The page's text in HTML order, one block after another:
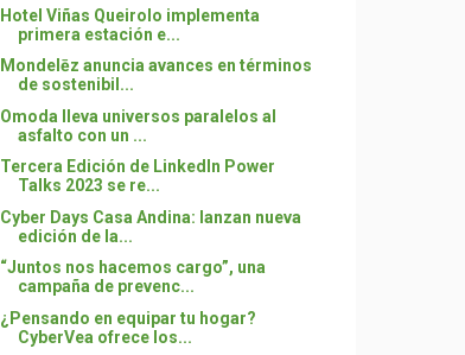
Hotel Viñas Queirolo implementa
primera estación e...
Mondelēz anuncia avances en términos
de sostenibil...
Omoda lleva universos paralelos al
asfalto con un ...
Tercera Edición de LinkedIn Power
Talks 2023 se re...
Cyber Days Casa Andina: lanzan nueva
edición de la...
“Juntos nos hacemos cargo”, una
campaña de prevenc...
¿Pensando en equipar tu hogar?
CyberVea ofrece los...